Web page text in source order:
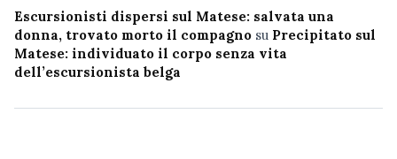
Escursionisti dispersi sul Matese: salvata una
donna, trovato morto il compagno su Precipitato sul
Matese: individuato il corpo senza vita
dell’escursionista belga